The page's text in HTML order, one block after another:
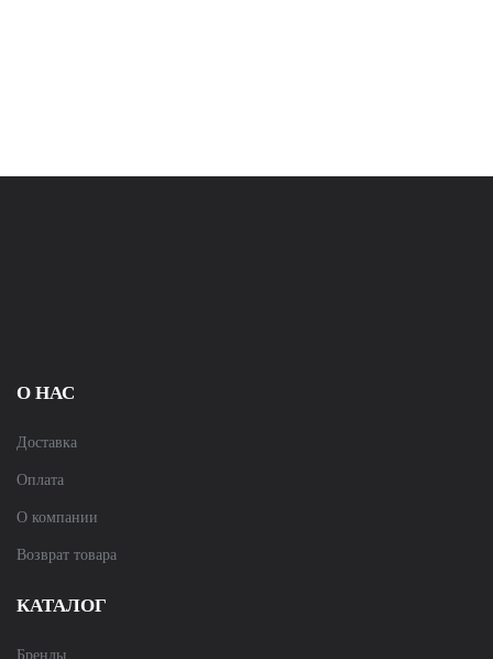
О НАС
Доставка
Оплата
О компании
Возврат товара
КАТАЛОГ
Бренды